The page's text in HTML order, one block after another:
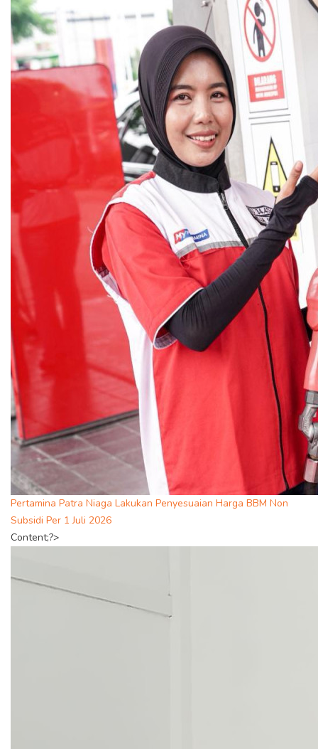
Pertamina Patra Niaga Lakukan Penyesuaian Harga BBM Non
Subsidi Per 1 Juli 2026
Content;?>